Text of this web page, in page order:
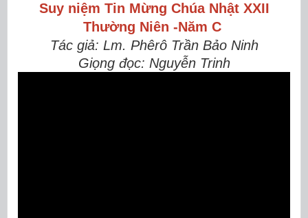
Suy niệm Tin Mừng Chúa Nhật XXII
Thường Niên -Năm C
Tác giả: Lm. Phêrô Trần Bảo Ninh
Giọng đọc: Nguyễn Trinh